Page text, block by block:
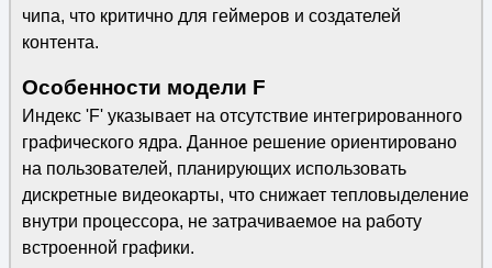
чипа, что критично для геймеров и создателей
контента.
Особенности модели F
Индекс 'F' указывает на отсутствие интегрированного
графического ядра. Данное решение ориентировано
на пользователей, планирующих использовать
дискретные видеокарты, что снижает тепловыделение
внутри процессора, не затрачиваемое на работу
встроенной графики.